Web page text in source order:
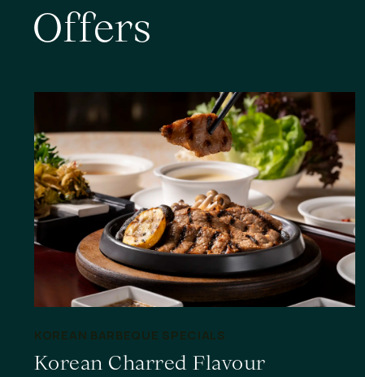
Offers
KOREAN BARBEQUE SPECIALS
Korean Charred Flavour